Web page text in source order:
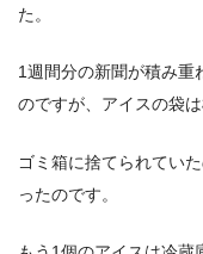
た。
1週間分の新聞が積み重
のですが、アイスの袋
ゴミ箱に捨てられてい
ったのです。